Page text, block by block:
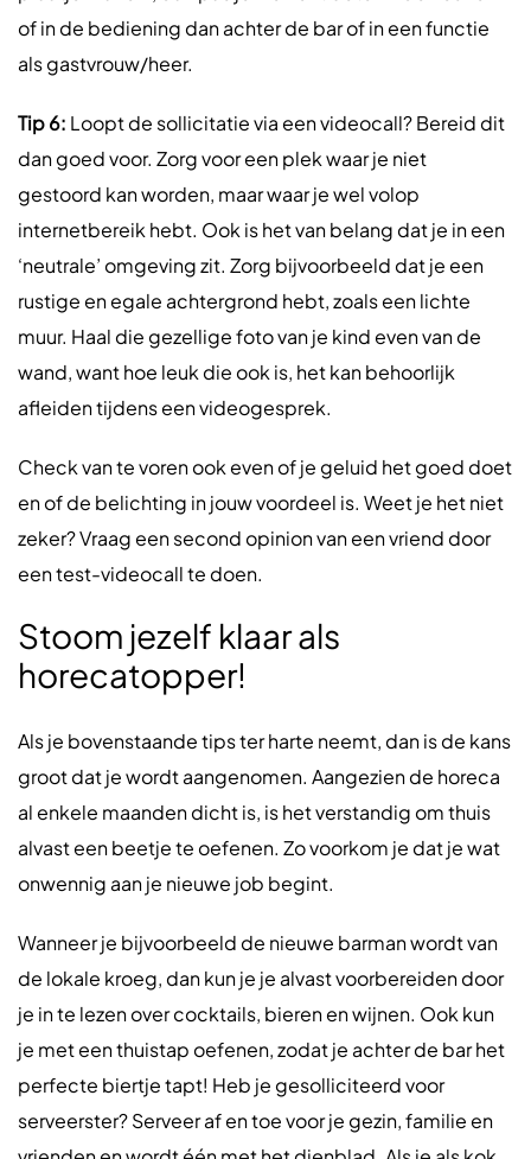
of in de bediening dan achter de bar of in een functie
als gastvrouw/heer.
Tip 6: Loopt de sollicitatie via een videocall? Bereid dit
dan goed voor. Zorg voor een plek waar je niet
gestoord kan worden, maar waar je wel volop
internetbereik hebt. Ook is het van belang dat je in een
‘neutrale’ omgeving zit. Zorg bijvoorbeeld dat je een
rustige en egale achtergrond hebt, zoals een lichte
muur. Haal die gezellige foto van je kind even van de
wand, want hoe leuk die ook is, het kan behoorlijk
afleiden tijdens een videogesprek.
Check van te voren ook even of je geluid het goed doet
en of de belichting in jouw voordeel is. Weet je het niet
zeker? Vraag een second opinion van een vriend door
een test-videocall te doen.
Stoom jezelf klaar als
horecatopper!
Als je bovenstaande tips ter harte neemt, dan is de kans
groot dat je wordt aangenomen. Aangezien de horeca
al enkele maanden dicht is, is het verstandig om thuis
alvast een beetje te oefenen. Zo voorkom je dat je wat
onwennig aan je nieuwe job begint.
Wanneer je bijvoorbeeld de nieuwe barman wordt van
de lokale kroeg, dan kun je je alvast voorbereiden door
je in te lezen over cocktails, bieren en wijnen. Ook kun
je met een thuistap oefenen, zodat je achter de bar het
perfecte biertje tapt! Heb je gesolliciteerd voor
serveerster? Serveer af en toe voor je gezin, familie en